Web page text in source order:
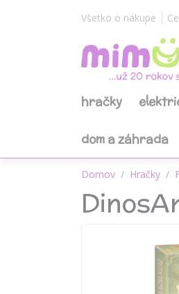
Všetko o nákupe
hračky
dom a záhrada
Domov Hračky